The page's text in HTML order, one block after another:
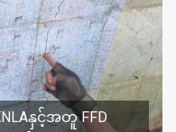
နှင့်အတူ FFD